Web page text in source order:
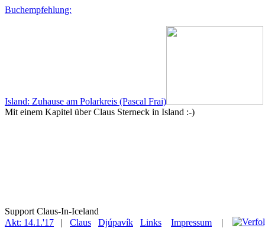
Buchempfehlung:
Island: Zuhause am Polarkreis (Pascal Frai)
Mit einem Kapitel über Claus Sterneck in Island :-)
Support Claus-In-Iceland
Akt: 14.1.'17
| Claus Djúpavík Links Impressum
|